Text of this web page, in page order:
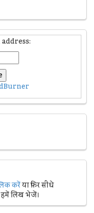
करेंया फिर सीधे
लिख भेजें।